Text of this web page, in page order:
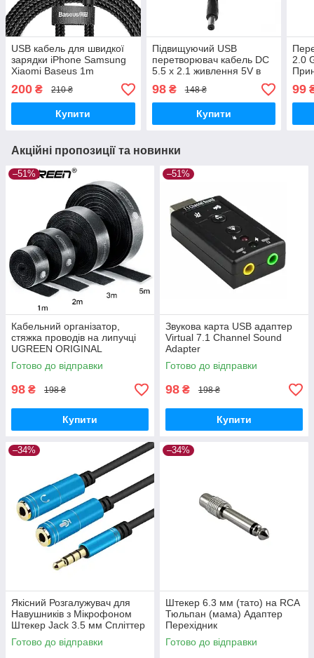
USB кабель для швидкої
зарядки iPhone Samsung
Xiaomi Baseus 1m
Lightning 2.4 A / Micro Usb
2.4 A / Type C 3A
200 ₴ 210 ₴
Купити
Підвищуючий USB
перетворювач кабель DC
5.5 х 2.1 живлення 5V в
12V
98₴ 148 ₴
Купити
2.0
99
Акційні пропозиції та новинки
–51%
Кабельний організатор,
стяжка проводів на липучці
UGREEN ORIGINAL
Готово до відправки
98 ₴ 198 ₴
Купити
–51%
Звукова карта USB адаптер
Virtual 7.1 Channel Sound
Adapter
Готово до відправки
98 ₴ 198 ₴
Купити
–34%
Якісний Розгалужувач для
Навушників з Мікрофоном
Штекер Jack 3.5 мм Спліттер
Готово до відправки
–34%
Штекер 6.3 мм (тато) на RCA
Тюльпан (мама) Адаптер
Перехідник
Готово до відправки